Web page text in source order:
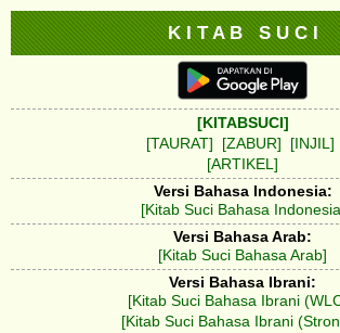
K I T A B S U C I
[KITABSUCI]
[TAURAT]
[ZABUR]
[INJIL]
[ARTIKEL]
Versi Bahasa Indonesia:
[Kitab Suci Bahasa
Versi Bahasa Arab:
[Kitab Suci Bahasa Arab]
Versi Bahasa Ibrani:
[Kitab Suci Bahasa Ibrani
[Kitab Suci Bahasa Ibrani